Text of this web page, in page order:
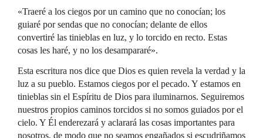
«Traeré a los ciegos por un camino que no conocían; los
guiaré por sendas que no conocían; delante de ellos
convertiré las tinieblas en luz, y lo torcido en recto. Estas
cosas les haré, y no los desampararé».
Esta escritura nos dice que Dios es quien revela la verdad y la
luz a su pueblo. Estamos ciegos por el pecado. Y estamos en
tinieblas sin el Espíritu de Dios para iluminarnos. Seguiremos
nuestros propios caminos torcidos si no somos guiados por el
cielo. Y Él enderezará y aclarará las cosas importantes para
nosotros, de modo que no seamos engañados si escudriñamos